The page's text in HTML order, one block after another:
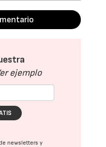
ejemplo
newsletters y